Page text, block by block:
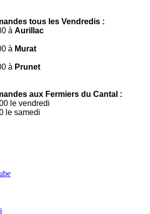
tous les Vendredis :
à Aurillac
à Murat
à Prunet
aux Fermiers du Cantal :
le vendredi
le samedi